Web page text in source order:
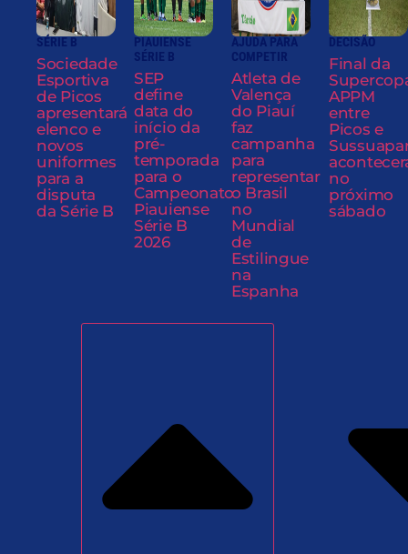
SÉRIE B
Sociedade
Esportiva
de Picos
apresentará
elenco e
novos
uniformes
para a
disputa
da Série B
PIAUIENSE
SÉRIE B
SEP
define
data do
início da
pré-
temporada
para o
Campeonato
Piauiense
Série B
2026
AJUDA PARA
COMPETIR
Atleta de
Valença
do Piauí
faz
campanha
para
representar
o Brasil
no
Mundial
de
Estilingue
na
Espanha
DECISÃO
Final da
APPM
entre
Picos e
no
próximo
sábado